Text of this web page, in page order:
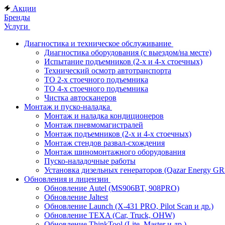
Акции
Бренды
Услуги
Диагностика и техническое обслуживание
Диагностика оборудования (с выездом/на месте)
Испытание подъемников (2-х и 4-х стоечных)
Технический осмотр автотранспорта
ТО 2-х стоечного подъемника
ТО 4-х стоечного подъемника
Чистка автосканеров
Монтаж и пуско-наладка
Монтаж и наладка кондиционеров
Монтаж пневмомагистралей
Монтаж подъемников (2-х и 4-х стоечных)
Монтаж стендов развал-схождения
Монтаж шиномонтажного оборудования
Пуско-наладочные работы
Установка дизельных генераторов (Qazar Energy
Обновления и лицензии
Обновление Autel (MS906BT, 908PRO)
Обновление Jaltest
Обновление Launch (X-431 PRO, Pilot Scan и др.)
Обновление TEXA (Car, Truck, OHW)